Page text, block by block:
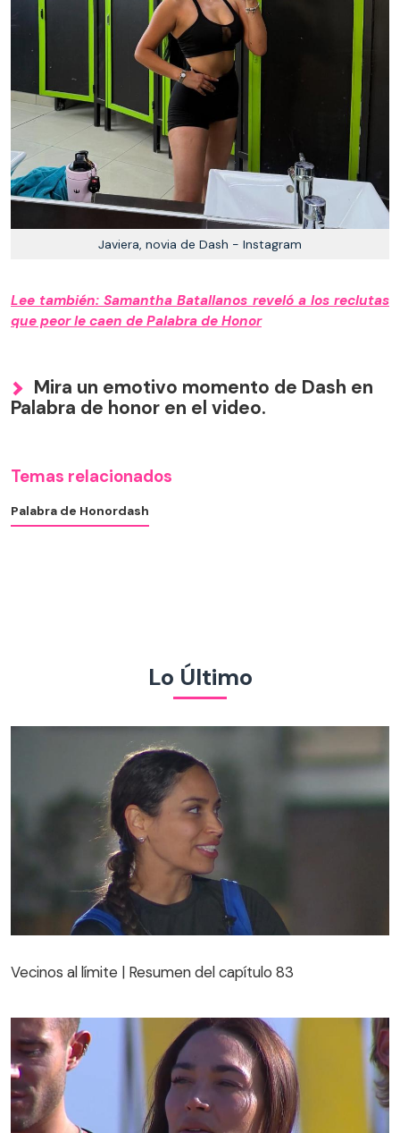
Javiera, novia de Dash - Instagram
Lee también: Samantha Batallanos reveló a los reclutas
que peor le caen de Palabra de Honor
Mira un emotivo momento de Dash en
Palabra de honor en el video.
Temas relacionados
Palabra de Honordash
Lo Último
Vecinos al límite | Resumen del capítulo 83